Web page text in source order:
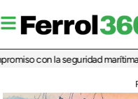
con la seguridad marítima en